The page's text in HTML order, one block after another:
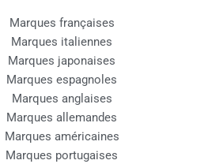
Marques françaises
Marques italiennes
Marques japonaises
Marques espagnoles
Marques anglaises
Marques allemandes
Marques américaines
Marques portugaises